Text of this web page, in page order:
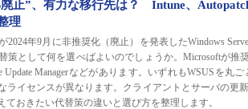
廃止”、有力な移行先は？ Intune、
理
2024年9月に非推奨化（廃止）を発表したWindows
策として何を選べばよいのでしょうか。Microsoftが推
Update Managerなどがあります。いずれもWSUSを丸
ライセンスが異なります。クライアントとサーバの更
ておきたい代替策の違いと選び方を整理します。